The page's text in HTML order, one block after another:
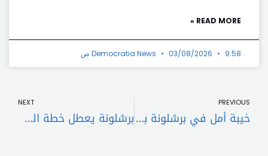
READ MORE »
Democratia News 03/08/2026 9:58 ص
PREVIOUS
خيبة أمل في برشلونة بسبب رافينيا
NEXT
برشلونة يعطل خطة الهلال لضم بديل نيمار